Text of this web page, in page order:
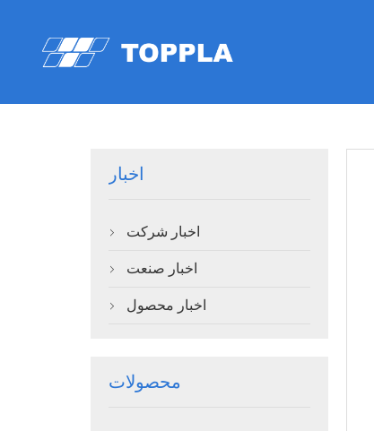
اخبار
 اخبار شرکت
 اخبار صنعت
 اخبار محصول
محصولات